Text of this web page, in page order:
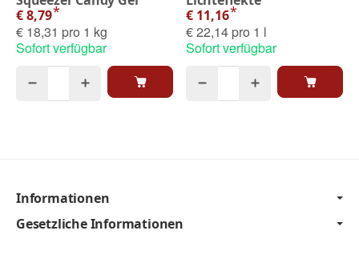
€ 8,79*
€ 18,31 pro 1 kg
Sofort verfügbar
€ 11,16*
€ 22,14 pro 1 l
Sofort verfügbar
Informationen
Gesetzliche Informationen